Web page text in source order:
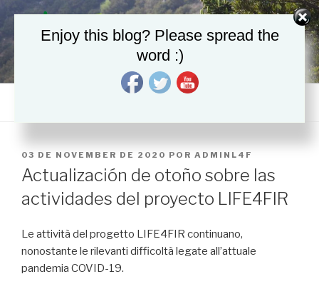
contenido
Decisive in situ and ex situ conservation strategies to secure the
critically endangered Sicilian fir, Abies nebrodensis
PUBLICADO
EL
03 DE NOVEMBER DE 2020 POR ADMINL4F
Actualización de otoño sobre las
actividades del proyecto LIFE4FIR
Le attività del progetto LIFE4FIR continuano,
nonostante le rilevanti difficoltà legate all’attuale
pandemia COVID-19.
Enjoy this blog? Please spread the
word :)